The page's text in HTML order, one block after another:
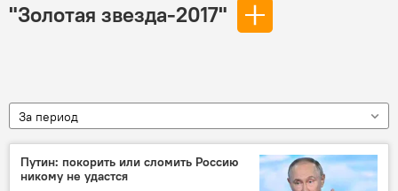
"Золотая звезда-2017"
За период
Путин: покорить или сломить Россию
никому не удастся